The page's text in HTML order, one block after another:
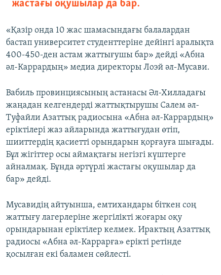
жастағы оқушылар да бар.
«Қазір онда 10 жас шамасындағы балалардан
бастап университет студенттеріне дейінгі аралықта
400-450-ден астам жаттығушы бар» дейді «Абна
әл-Каррардың» медиа директоры Лоэй әл-Мусави.
Вабиль провинциясының астанасы Әл-Хилладағы
жаңадан келгендерді жаттықтырушы Салем әл-
Туфайли Азаттық радиосына «Абна әл-Каррардың»
еріктілері жаз айларында жаттығудан өтіп,
шииттердің қасиетті орындарын қорғауға шығады.
Бұл жігіттер осы аймақтағы негізгі күштерге
айналмақ. Бұнда әртүрлі жастағы оқушылар да
бар» дейді.
Мусавидің айтуынша, емтихандары біткен соң
жаттығу лагерлеріне жергілікті жоғары оқу
орындарынан еріктілер келмек. Ирактың Азаттық
радиосы «Абна әл-Каррарға» ерікті ретінде
қосылған екі баламен сөйлесті.